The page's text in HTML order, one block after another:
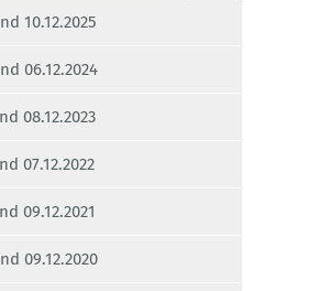
10.12.2025
06.12.2024
08.12.2023
07.12.2022
09.12.2021
09.12.2020